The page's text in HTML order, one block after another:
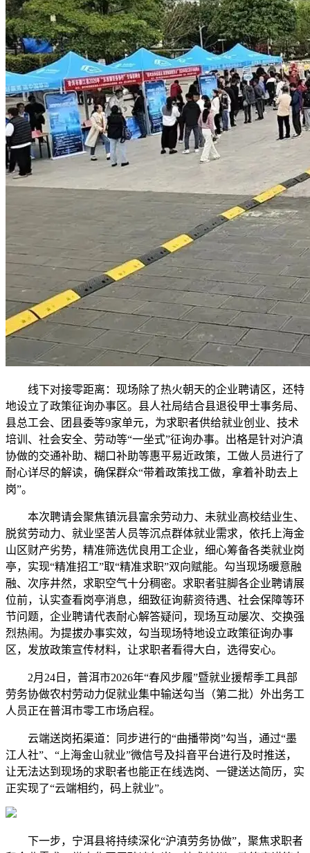
线下对接零距离：现场除了热火朝天的企业聘请区，还特
地设立了政策征询办事区。县人社局结合县退役甲士事务局、
县总工会、团县委等9家单元，为求职者供给就业创业、技术
培训、社会安全、劳动等“一坐式”征询办事。出格是针对沪滇
协做的交通补助、糊口补助等惠平易近政策，工做人员进行了
耐心详尽的解读，确保群众“带着政策找工做，拿着补助去上
岗”。
本次聘请会聚焦镇沅县富余劳动力、未就业高校结业生、
脱贫劳动力、就业坚苦人员等沉点群体就业需求，依托上海金
山区财产劣势，精准筛选优良用工企业，细心筹备各类就业岗
亭，实现“精准招工”取“精准求职”双向赋能。勾当现场暖意融
融、次序井然，求职空气十分稠密。求职者驻脚各企业聘请展
位前，认实查看岗亭消息，细致征询薪资待遇、社会保障等环
节问题，企业聘请代表耐心解答疑问，现场互动屡次、交换强
烈热闹。为提拔办事实效，勾当现场特地设立政策征询办事
区，发放政策宣传材料，让求职者看得大白，选得安心。
2月24日，普洱市2026年“春风步履”暨就业援帮季工具部
劳务协做农村劳动力促就业集中输送勾当（第二批）外出务工
人员正在普洱市零工市场启程。
云端送岗拓渠道：同步进行的“曲播带岗”勾当，通过“墨
江人社”、“上海金山就业”微信号及抖音平台进行及时推送，
让无法达到现场的求职者也能正在线选岗、一键送达简历，实
正实现了“云端相约，码上就业”。
下一步，宁洱县将持续深化“沪滇劳务协做”，聚焦求职者